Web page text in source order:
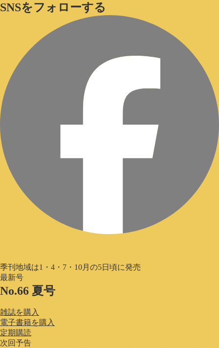
SNSをフォローする
季刊地域は1・4・7・10月の5日頃に発売
最新号
No.66 夏号
雑誌を購入
電子書籍を購入
定期購読
次回予告